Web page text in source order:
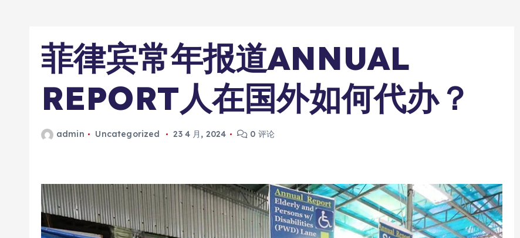
菲律宾常年报道ANNUAL
REPORT人在国外如何代办？
admin Uncategorized 23 4 月, 2024 0 评论